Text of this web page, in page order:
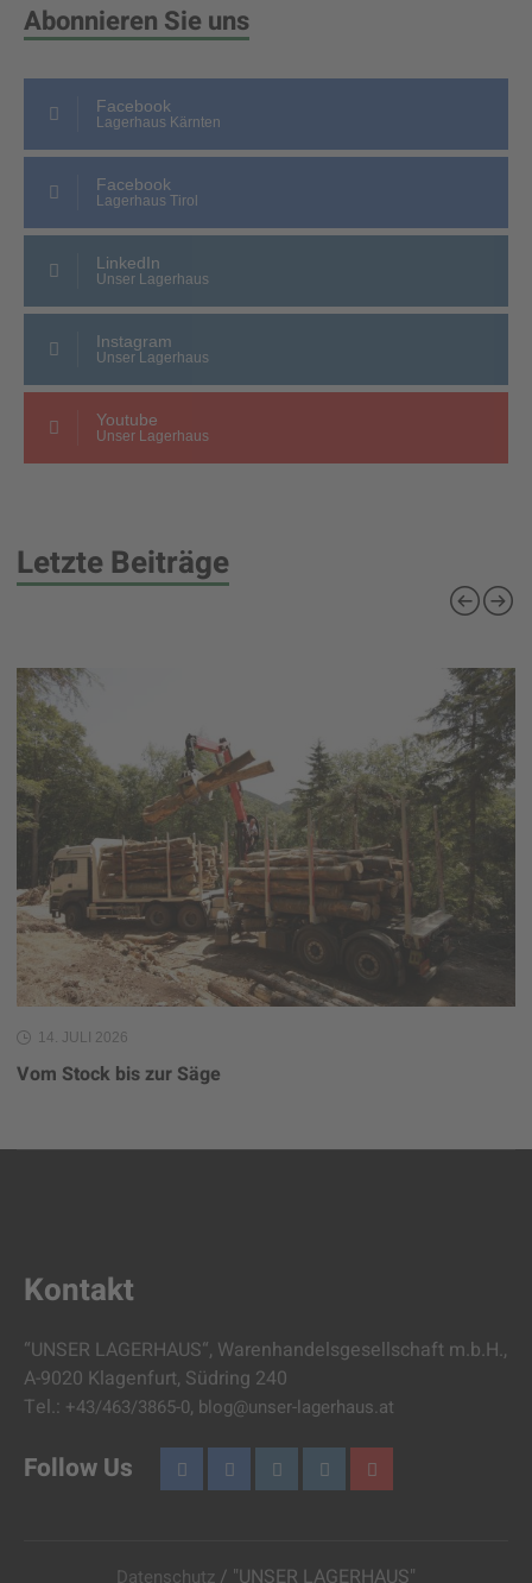
Abonnieren Sie uns
Facebook
Lagerhaus Kärnten
Facebook
Lagerhaus Tirol
LinkedIn
Unser Lagerhaus
Instagram
Unser Lagerhaus
Youtube
Unser Lagerhaus
Letzte Beiträge
14. JULI 2026
Vom Stock bis zur Säge
Kontakt
“UNSER LAGERHAUS“, Warenhandelsgesellschaft m.b.H.,
A-9020 Klagenfurt, Südring 240
Tel.: +43/463/3865-0, blog@unser-lagerhaus.at
Follow Us
Datenschutz / "UNSER LAGERHAUS"